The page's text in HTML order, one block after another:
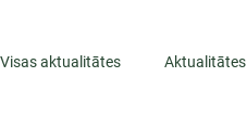
Visas aktualitātes Aktualitātes